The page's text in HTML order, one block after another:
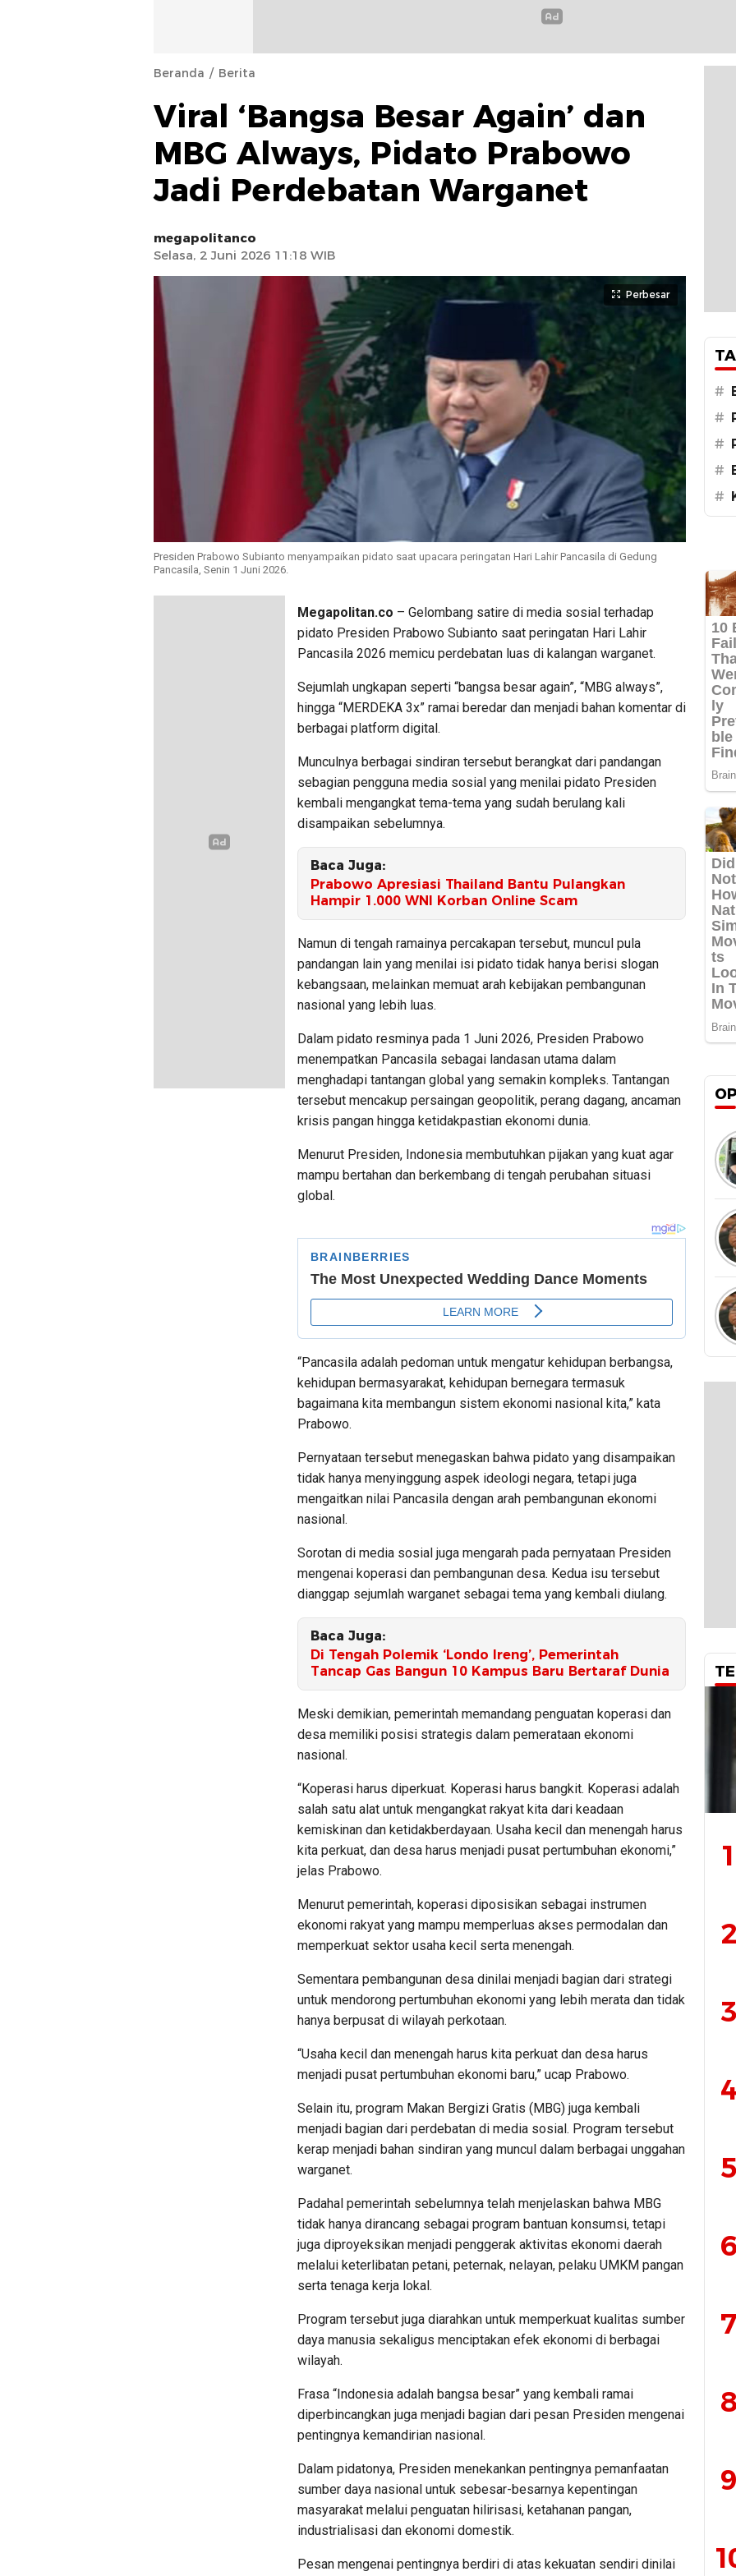
Beranda Berita
Viral ‘Bangsa Besar Again’ dan
MBG Always, Pidato Prabowo
Jadi Perdebatan Warganet
megapolitanco
Selasa, 2 Juni 2026 11:18 WIB
Perbesar
Presiden Prabowo Subianto menyampaikan pidato saat upacara peringatan Hari Lahir Pancasila di Gedung
Pancasila, Senin 1 Juni 2026.
Megapolitan.co – Gelombang satire di media sosial terhadap
pidato Presiden Prabowo Subianto saat peringatan Hari Lahir
Pancasila 2026 memicu perdebatan luas di kalangan warganet.
Sejumlah ungkapan seperti “bangsa besar again”, “MBG always”,
hingga “MERDEKA 3x” ramai beredar dan menjadi bahan komentar di
berbagai platform digital.
Munculnya berbagai sindiran tersebut berangkat dari pandangan
sebagian pengguna media sosial yang menilai pidato Presiden
kembali mengangkat tema-tema yang sudah berulang kali
disampaikan sebelumnya.
Baca Juga:
Prabowo Apresiasi Thailand Bantu Pulangkan
Hampir 1.000 WNI Korban Online Scam
Namun di tengah ramainya percakapan tersebut, muncul pula
pandangan lain yang menilai isi pidato tidak hanya berisi slogan
kebangsaan, melainkan memuat arah kebijakan pembangunan
nasional yang lebih luas.
Dalam pidato resminya pada 1 Juni 2026, Presiden Prabowo
menempatkan Pancasila sebagai landasan utama dalam
menghadapi tantangan global yang semakin kompleks. Tantangan
tersebut mencakup persaingan geopolitik, perang dagang, ancaman
krisis pangan hingga ketidakpastian ekonomi dunia.
Menurut Presiden, Indonesia membutuhkan pijakan yang kuat agar
mampu bertahan dan berkembang di tengah perubahan situasi
global.
“Pancasila adalah pedoman untuk mengatur kehidupan berbangsa,
kehidupan bermasyarakat, kehidupan bernegara termasuk
bagaimana kita membangun sistem ekonomi nasional kita,” kata
Prabowo.
Pernyataan tersebut menegaskan bahwa pidato yang disampaikan
tidak hanya menyinggung aspek ideologi negara, tetapi juga
mengaitkan nilai Pancasila dengan arah pembangunan ekonomi
nasional.
Sorotan di media sosial juga mengarah pada pernyataan Presiden
mengenai koperasi dan pembangunan desa. Kedua isu tersebut
dianggap sejumlah warganet sebagai tema yang kembali diulang.
Baca Juga:
Di Tengah Polemik ‘Londo Ireng’, Pemerintah
Tancap Gas Bangun 10 Kampus Baru Bertaraf Dunia
Meski demikian, pemerintah memandang penguatan koperasi dan
desa memiliki posisi strategis dalam pemerataan ekonomi
nasional.
“Koperasi harus diperkuat. Koperasi harus bangkit. Koperasi adalah
salah satu alat untuk mengangkat rakyat kita dari keadaan
kemiskinan dan ketidakberdayaan. Usaha kecil dan menengah harus
kita perkuat, dan desa harus menjadi pusat pertumbuhan ekonomi,”
jelas Prabowo.
Menurut pemerintah, koperasi diposisikan sebagai instrumen
ekonomi rakyat yang mampu memperluas akses permodalan dan
memperkuat sektor usaha kecil serta menengah.
Sementara pembangunan desa dinilai menjadi bagian dari strategi
untuk mendorong pertumbuhan ekonomi yang lebih merata dan tidak
hanya berpusat di wilayah perkotaan.
“Usaha kecil dan menengah harus kita perkuat dan desa harus
menjadi pusat pertumbuhan ekonomi baru,” ucap Prabowo.
Selain itu, program Makan Bergizi Gratis (MBG) juga kembali
menjadi bagian dari perdebatan di media sosial. Program tersebut
kerap menjadi bahan sindiran yang muncul dalam berbagai unggahan
warganet.
Padahal pemerintah sebelumnya telah menjelaskan bahwa MBG
tidak hanya dirancang sebagai program bantuan konsumsi, tetapi
juga diproyeksikan menjadi penggerak aktivitas ekonomi daerah
melalui keterlibatan petani, peternak, nelayan, pelaku UMKM pangan
serta tenaga kerja lokal.
Program tersebut juga diarahkan untuk memperkuat kualitas sumber
daya manusia sekaligus menciptakan efek ekonomi di berbagai
wilayah.
Frasa “Indonesia adalah bangsa besar” yang kembali ramai
diperbincangkan juga menjadi bagian dari pesan Presiden mengenai
pentingnya kemandirian nasional.
Dalam pidatonya, Presiden menekankan pentingnya pemanfaatan
sumber daya nasional untuk sebesar-besarnya kepentingan
masyarakat melalui penguatan hilirisasi, ketahanan pangan,
industrialisasi dan ekonomi domestik.
Pesan mengenai pentingnya berdiri di atas kekuatan sendiri dinilai
#
#
#
#
#
1
2
3
4
5
6
7
8
9